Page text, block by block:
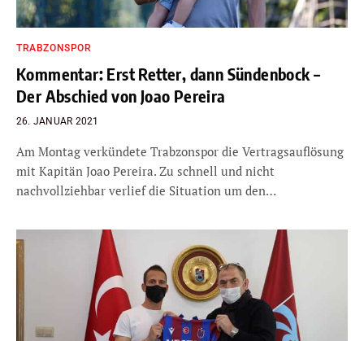
TRABZONSPOR
Kommentar: Erst Retter, dann Sündenbock –
Der Abschied von Joao Pereira
26. JANUAR 2021
Am Montag verkündete Trabzonspor die Vertragsauflösung
mit Kapitän Joao Pereira. Zu schnell und nicht
nachvollziehbar verlief die Situation um den…